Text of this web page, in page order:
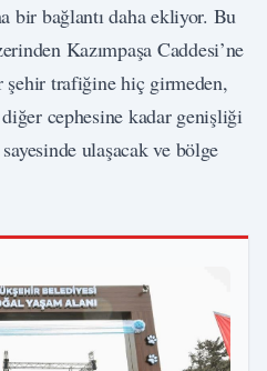
bir bağlantı daha ekliyor. Bu
Kazımpaşa Caddesi’ne
şehir trafiğine hiç girmeden,
cephesine kadar genişliği
ulaşacak ve bölge